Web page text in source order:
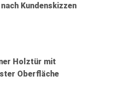
Kundenskizzen
Holztür mit
Oberfläche